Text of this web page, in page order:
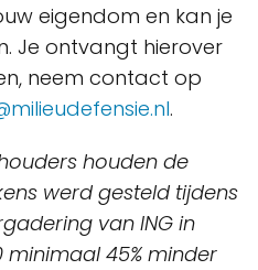
eigendom en kan je
Je ontvangt hierover
neem contact op
.
houden de
werd gesteld tijdens
van ING in
minimaal 45% minder